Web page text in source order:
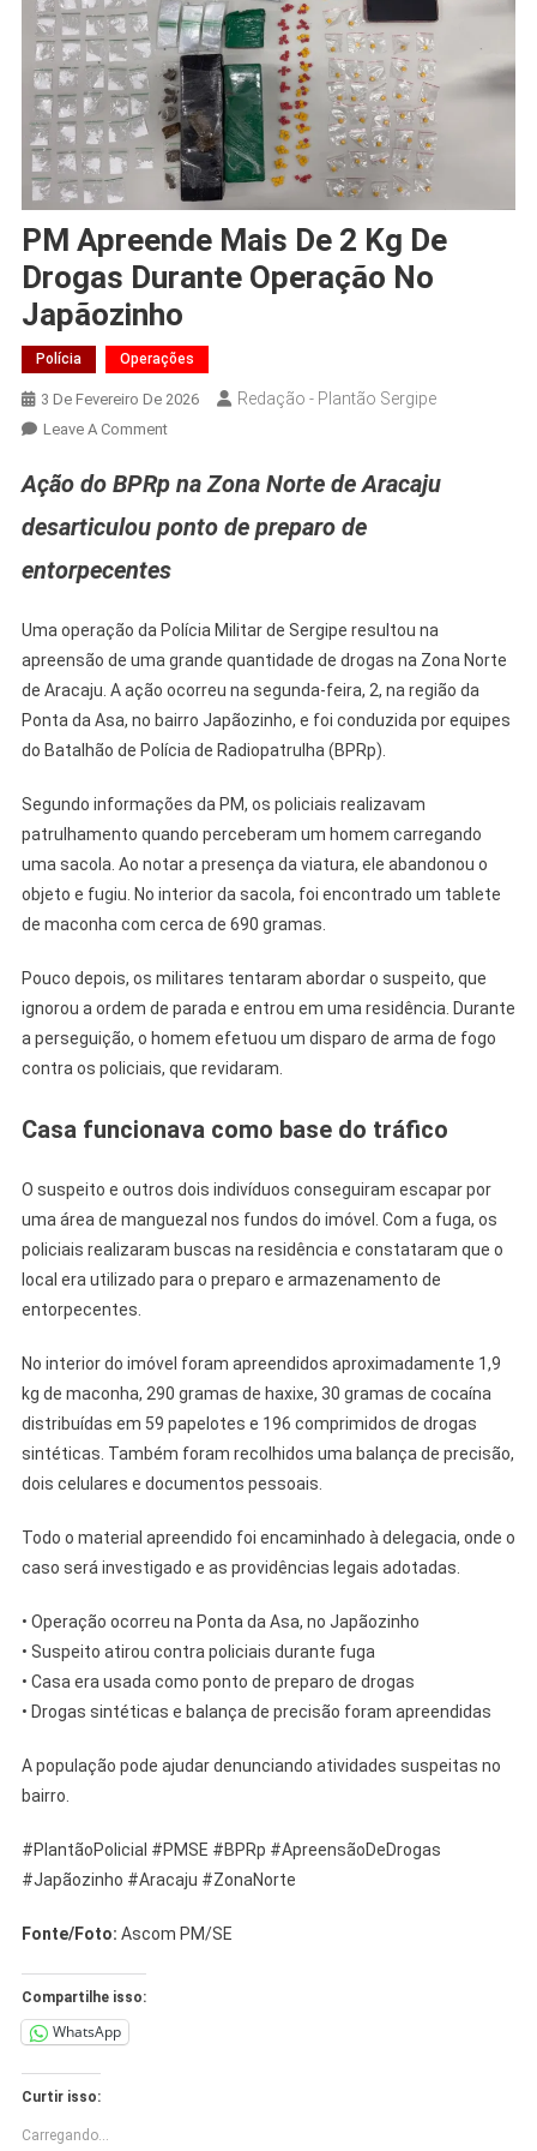
PM Apreende Mais De 2 Kg De
Drogas Durante Operação No
Japãozinho
Polícia Operações
3 De Fevereiro De 2026 Redação - Plantão Sergipe
Leave A CommentOn
Apreende
De
2
De
Durante
No
Japãozinho
Ação do BPRp na Zona Norte de Aracaju
desarticulou ponto de preparo de
entorpecentes
Uma operação da Polícia Militar de Sergipe resultou na
apreensão de uma grande quantidade de drogas na Zona Norte
de Aracaju. A ação ocorreu na segunda-feira, 2, na região da
Ponta da Asa, no bairro Japãozinho, e foi conduzida por equipes
do Batalhão de Polícia de Radiopatrulha (BPRp).
Segundo informações da PM, os policiais realizavam
patrulhamento quando perceberam um homem carregando
uma sacola. Ao notar a presença da viatura, ele abandonou o
objeto e fugiu. No interior da sacola, foi encontrado um tablete
de maconha com cerca de 690 gramas.
Pouco depois, os militares tentaram abordar o suspeito, que
ignorou a ordem de parada e entrou em uma residência. Durante
a perseguição, o homem efetuou um disparo de arma de fogo
contra os policiais, que revidaram.
Casa funcionava como base do tráfico
O suspeito e outros dois indivíduos conseguiram escapar por
uma área de manguezal nos fundos do imóvel. Com a fuga, os
policiais realizaram buscas na residência e constataram que o
local era utilizado para o preparo e armazenamento de
entorpecentes.
No interior do imóvel foram apreendidos aproximadamente 1,9
kg de maconha, 290 gramas de haxixe, 30 gramas de cocaína
distribuídas em 59 papelotes e 196 comprimidos de drogas
sintéticas. Também foram recolhidos uma balança de precisão,
dois celulares e documentos pessoais.
Todo o material apreendido foi encaminhado à delegacia, onde o
caso será investigado e as providências legais adotadas.
• Operação ocorreu na Ponta da Asa, no Japãozinho
• Suspeito atirou contra policiais durante fuga
• Casa era usada como ponto de preparo de drogas
• Drogas sintéticas e balança de precisão foram apreendidas
A população pode ajudar denunciando atividades suspeitas no
bairro.
#PlantãoPolicial #PMSE #BPRp #ApreensãoDeDrogas
#Japãozinho #Aracaju #ZonaNorte
Fonte/Foto: Ascom PM/SE
Compartilhe isso:
WhatsApp
Curtir isso:
Carregando...